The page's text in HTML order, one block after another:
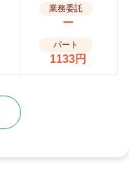
業務委託
ー
パート
1133円